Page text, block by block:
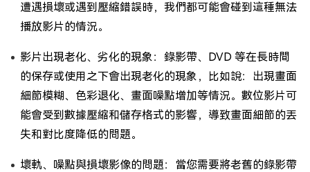
遭遇損壞或遇到壓縮錯誤時，我們都可能會碰到這種無法
播放影片的情況。
影片出現老化、劣化的現象：錄影帶、DVD 等在長時間
的保存或使用之下會出現老化的現象，比如說：出現畫面
細節模糊、色彩退化、畫面噪點增加等情況。數位影片可
能會受到數據壓縮和儲存格式的影響，導致畫面細節的丟
失和對比度降低的問題。
壞軌、噪點與損壞影像的問題：當您需要將老舊的錄影帶